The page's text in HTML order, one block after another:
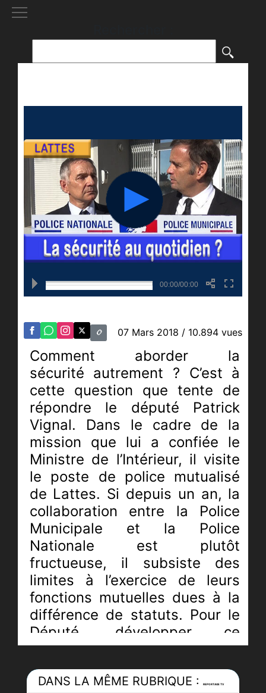
00:00/00:00
07 Mars 2018 / 10.894 vues
Comment aborder la
sécurité autrement ? C’est à
cette question que tente de
répondre le député Patrick
Vignal. Dans le cadre de la
mission que lui a confiée le
Ministre de l’Intérieur, il visite
le poste de police mutualisé
de Lattes. Si depuis un an, la
collaboration entre la Police
Municipale et la Police
Nationale est plutôt
fructueuse, il subsiste des
limites à l’exercice de leurs
fonctions mutuelles dues à la
différence de statuts. Pour le
Député, développer ce
partenariat est une évidence.
Pour l’heure, le député a remis
son rapport au Ministre de
DANS LA MÊME RUBRIQUE :REPORTAGE TV